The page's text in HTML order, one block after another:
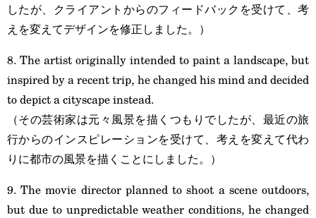
したが、クライアントからのフィードバックを受けて、考
えを変えてデザインを修正しました。）
8. The artist originally intended to paint a landscape, but
inspired by a recent trip, he changed his mind and decided
to depict a cityscape instead.
（その芸術家は元々風景を描くつもりでしたが、最近の旅
行からのインスピレーションを受けて、考えを変えて代わ
りに都市の風景を描くことにしました。）
9. The movie director planned to shoot a scene outdoors,
but due to unpredictable weather conditions, he changed